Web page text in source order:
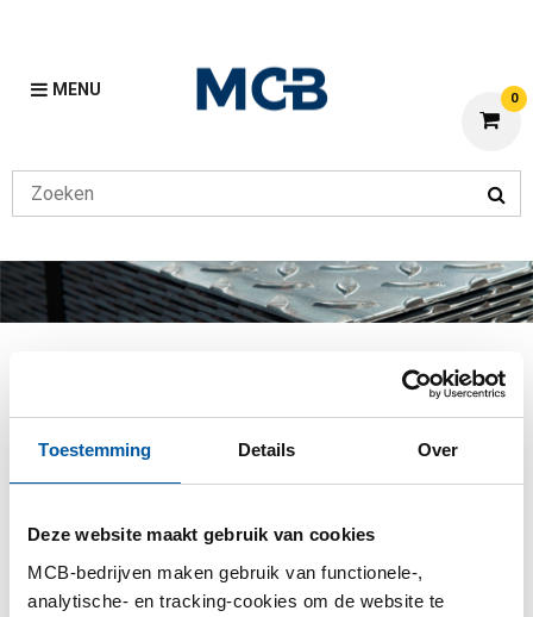
Toestemming Details Over
Deze website maakt gebruik van cookies
MCB-bedrijven maken gebruik van functionele-,
analytische- en tracking-cookies om de website te
MENU 0
Halfrond
Hulp nodig?